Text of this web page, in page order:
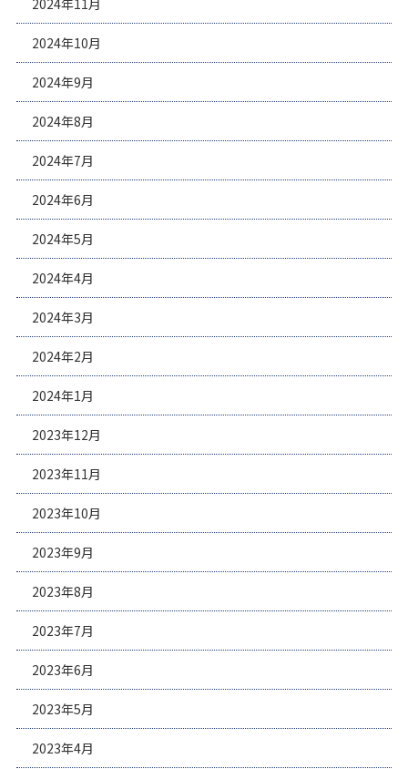
2024年11月
2024年10月
2024年9月
2024年8月
2024年7月
2024年6月
2024年5月
2024年4月
2024年3月
2024年2月
2024年1月
2023年12月
2023年11月
2023年10月
2023年9月
2023年8月
2023年7月
2023年6月
2023年5月
2023年4月